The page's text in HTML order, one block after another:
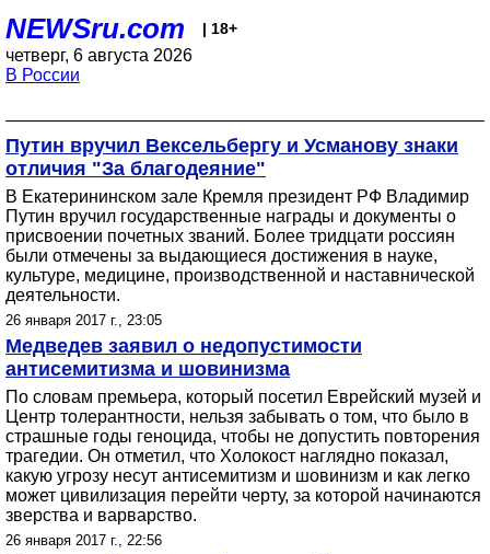
NEWSru.com | 18+
четверг, 6 августа 2026
В России
Путин вручил Вексельбергу и Усманову знаки
отличия "За благодеяние"
В Екатерининском зале Кремля президент РФ Владимир
Путин вручил государственные награды и документы о
присвоении почетных званий. Более тридцати россиян
были отмечены за выдающиеся достижения в науке,
культуре, медицине, производственной и наставнической
деятельности.
26 января 2017 г., 23:05
Медведев заявил о недопустимости
антисемитизма и шовинизма
По словам премьера, который посетил Еврейский музей и
Центр толерантности, нельзя забывать о том, что было в
страшные годы геноцида, чтобы не допустить повторения
трагедии. Он отметил, что Холокост наглядно показал,
какую угрозу несут антисемитизм и шовинизм и как легко
может цивилизация перейти черту, за которой начинаются
зверства и варварство.
26 января 2017 г., 22:56